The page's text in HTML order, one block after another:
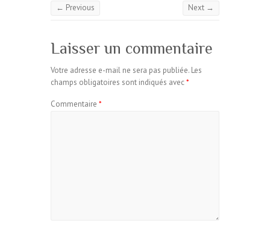
← Previous Next →
Laisser un commentaire
Votre adresse e-mail ne sera pas publiée. Les
champs obligatoires sont indiqués avec*
Commentaire *